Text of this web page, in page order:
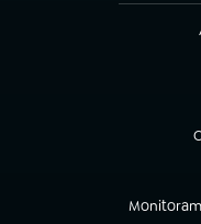
(abre em